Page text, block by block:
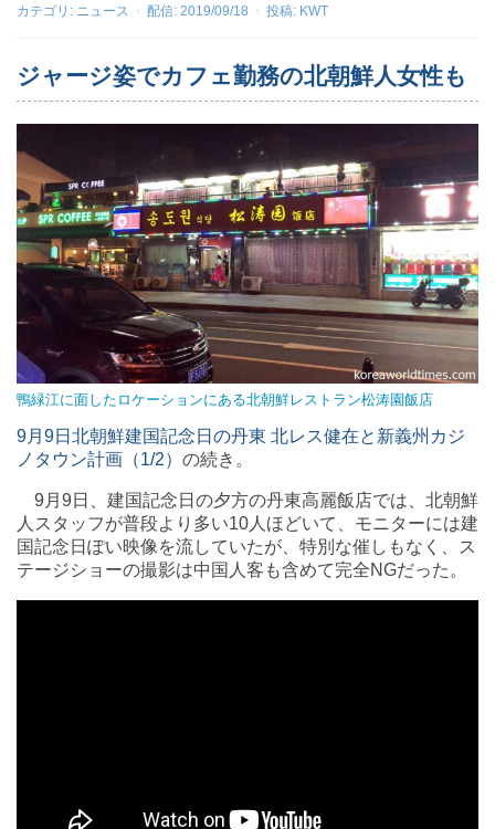
カテゴリ: ニュース 配信: 2019/09/18 投稿: KWT
ジャージ姿でカフェ勤務の北朝鮮人女性も
鴨緑江に面したロケーションにある北朝鮮レストラン松涛園飯店
9月9日北朝鮮建国記念日の丹東 北レス健在と新義州カジ
ノタウン計画（1/2） の続き。
9月9日、建国記念日の夕方の丹東高麗飯店では、北朝鮮
人スタッフが普段より多い10人ほどいて、モニターには建
国記念日ぽい映像を流していたが、特別な催しもなく、ス
テージショーの撮影は中国人客も含めて完全NGだった。